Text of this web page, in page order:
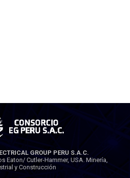
GROUP PERU S.A.C.
Eaton/ Cutler-Hammer, USA. Minería,
y Construcción